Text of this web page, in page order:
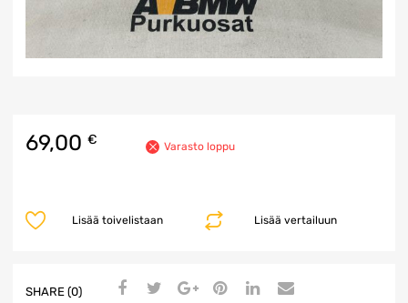
69,00 € Varasto loppu
Lisää vertailuun
Lisää toivelistaan
SHARE (0)